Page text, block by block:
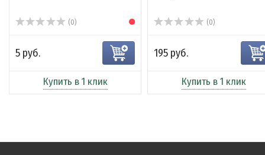
(0)
5 руб.
Купить в 1 клик
(0)
195 руб.
Купить в 1 клик